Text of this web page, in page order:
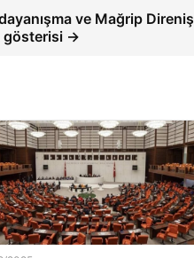
ve Mağrip Direniş
gösterisi →